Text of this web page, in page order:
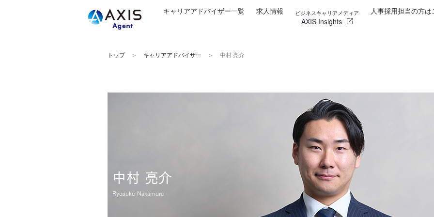
キャリアアドバイザー一覧 求人情報 ビジネスキャリアメディア
AXIS Insights
人事採用担当の方は
トップ キャリアアドバイザー 中村 亮介
中村 亮介
Ryosuke Nakamura